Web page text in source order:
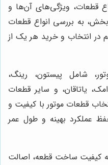
قطعات، ویژگی‌های آن‌ها و
به بررسی انواع قطعات
در انتخاب و خرید هر یک از
شامل پیستون، رینگ،
یاتاقان، و سایر قطعات
قطعات موتور با کیفیت و
عملکرد بهینه و طول عمر
کیفیت ساخت قطعه، اصالت